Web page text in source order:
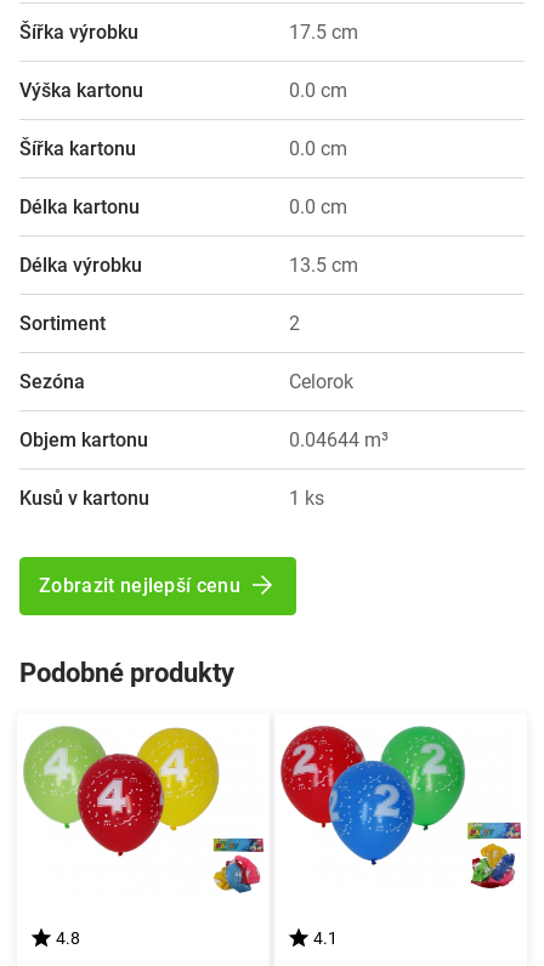
Šířka výrobku 17.5 cm
Výška kartonu 0.0 cm
Šířka kartonu 0.0 cm
Délka kartonu 0.0 cm
Délka výrobku 13.5 cm
Sortiment 2
Sezóna Celorok
Objem kartonu 0.04644 m³
Kusů v kartonu 1 ks
Zobrazit nejlepší cenu
Podobné produkty
4.8 4.1